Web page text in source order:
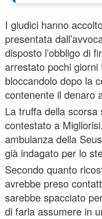
I giudici hanno
presentata
disposto l’obbligo di
arrestato pochi
bloccandolo dopo la
contenente il denaro
La truffa della
contestato a
ambulanza della
già indagato per lo
Secondo quanto
avrebbe preso
sarebbe spacciato
di farla assumere in